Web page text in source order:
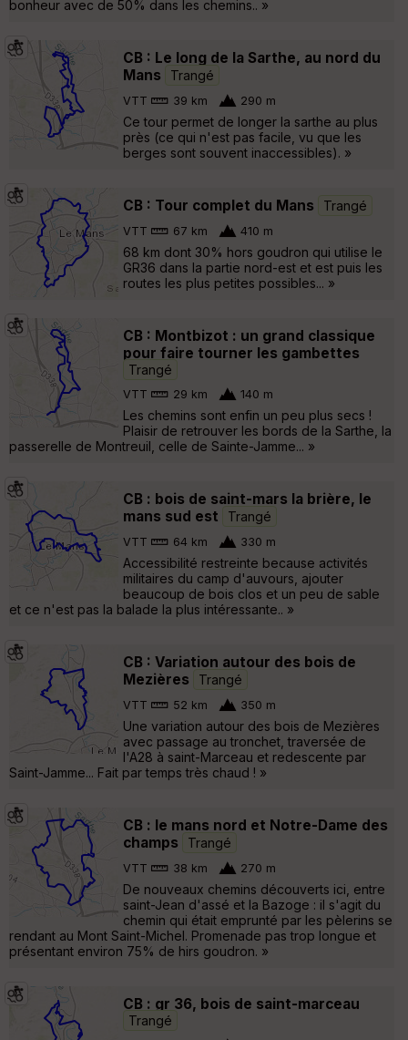
bonheur avec de 50% dans les chemins.. »
CB : Le long de la Sarthe, au nord du
Mans
Trangé
VTT 39 km 290 m
Ce tour permet de longer la sarthe au plus
près (ce qui n'est pas facile, vu que les
berges sont souvent inaccessibles). »
CB : Tour complet du Mans Trangé
VTT 67 km 410 m
68 km dont 30% hors goudron qui utilise le
GR36 dans la partie nord-est et est puis les
routes les plus petites possibles... »
CB : Montbizot : un grand classique
pour faire tourner les gambettes
Trangé
VTT 29 km 140 m
Les chemins sont enfin un peu plus secs !
Plaisir de retrouver les bords de la Sarthe, la
passerelle de Montreuil, celle de Sainte-Jamme... »
CB : bois de saint-mars la brière, le
mans sud est
Trangé
VTT 64 km 330 m
Accessibilité restreinte because activités
militaires du camp d'auvours, ajouter
beaucoup de bois clos et un peu de sable
et ce n'est pas la balade la plus intéressante.. »
CB : Variation autour des bois de
Mezières
Trangé
VTT 52 km 350 m
Une variation autour des bois de Mezières
avec passage au tronchet, traversée de
l'A28 à saint-Marceau et redescente par
Saint-Jamme... Fait par temps très chaud ! »
CB : le mans nord et Notre-Dame des
champs
Trangé
VTT 38 km 270 m
De nouveaux chemins découverts ici, entre
saint-Jean d'assé et la Bazoge : il s'agit du
chemin qui était emprunté par les pèlerins se
rendant au Mont Saint-Michel. Promenade pas trop longue et
présentant environ 75% de hirs goudron. »
CB : gr 36, bois de saint-marceau
Trangé